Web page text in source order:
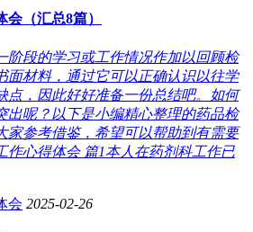
（汇总8篇）
阶段的学习或工作情况作加以回顾检
面材料，通过它可以正确认识以往学
点，因此好好准备一份总结吧。如何
出呢？以下是小编精心整理的药品检
家参考借鉴，希望可以帮助到有需要
作心得体会 篇1本人在药剂科工作已
会 2025-02-26